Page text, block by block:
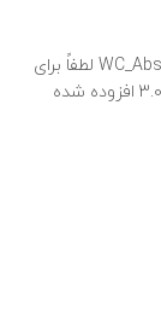
WC_Abstract_Legacy_Product->__get, wc_doing_it_wrong لطفاً برای
را مشاهده کنید. (این پیام در نگارش 3.0 افزوده شده